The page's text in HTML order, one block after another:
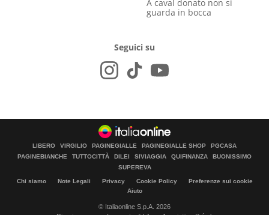
A caval donato non si
guarda in bocca
Seguici su
LIBERO VIRGILIO PAGINEGIALLE PAGINEGIALLE SHOP
PGCASA
PAGINEBIANCHE
TUTTOCITTÀ DILEI SIVIAGGIA QUIFINANZA
BUONISSIMO
SUPEREVA
Chi siamo Note Legali Privacy Cookie Policy
Preferenze sui cookie
Aiuto
© Italiaonline S.p.A. 2026